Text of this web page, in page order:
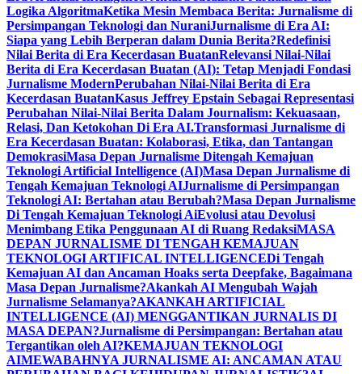
Logika AlgoritmaKetika Mesin Membaca Berita: Jurnalisme di
Persimpangan Teknologi dan NuraniJurnalisme di Era AI:
Siapa yang Lebih Berperan dalam Dunia Berita?Redefinisi
Nilai Berita di Era Kecerdasan BuatanRelevansi Nilai-Nilai
Berita di Era Kecerdasan Buatan (AI): Tetap Menjadi Fondasi
Jurnalisme ModernPerubahan Nilai-Nilai Berita di Era
Kecerdasan BuatanKasus Jeffrey Epstain Sebagai Representasi
Perubahan Nilai-Nilai Berita Dalam Journalism: Kekuasaan,
Relasi, Dan Ketokohan Di Era AI.Transformasi Jurnalisme di
Era Kecerdasan Buatan: Kolaborasi, Etika, dan Tantangan
DemokrasiMasa Depan Jurnalisme Ditengah Kemajuan
Teknologi Artificial Intelligence (AI)Masa Depan Jurnalisme di
Tengah Kemajuan Teknologi AIJurnalisme di Persimpangan
Teknologi AI: Bertahan atau Berubah?Masa Depan Jurnalisme
Di Tengah Kemajuan Teknologi AiEvolusi atau Devolusi
Menimbang Etika Penggunaan AI di Ruang RedaksiMASA
DEPAN JURNALISME DI TENGAH KEMAJUAN
TEKNOLOGI ARTIFICAL INTELLIGENCEDi Tengah
Kemajuan AI dan Ancaman Hoaks serta Deepfake, Bagaimana
Masa Depan Jurnalisme?Akankah AI Mengubah Wajah
Jurnalisme Selamanya?AKANKAH ARTIFICIAL
INTELLIGENCE (AI) MENGGANTIKAN JURNALIS DI
MASA DEPAN?Jurnalisme di Persimpangan: Bertahan atau
Tergantikan oleh AI?KEMAJUAN TEKNOLOGI
AIMEWABAHNYA JURNALISME AI: ANCAMAN ATAU